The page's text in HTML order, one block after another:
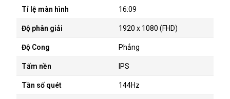
Tỉ lệ màn hình 16:09
Độ phân giải 1920 x 1080 (FHD)
Độ Cong Phẳng
Tấm nền IPS
Tần số quét 144Hz